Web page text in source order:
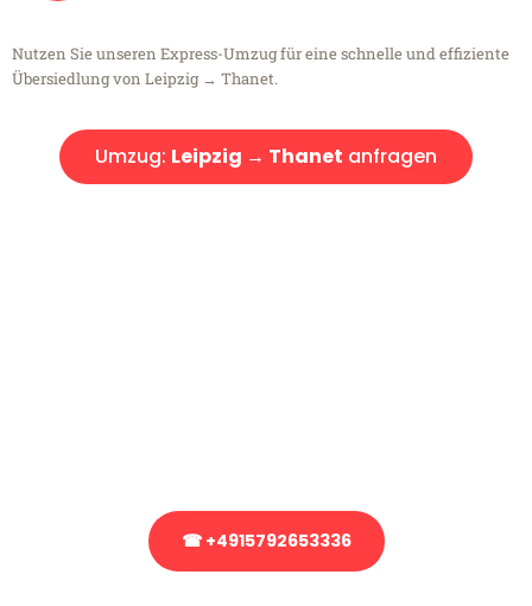
Nutzen Sie unseren Express-Umzug für eine schnelle und effiziente
Übersiedlung von Leipzig → Thanet.
Umzug: Leipzig → Thanet anfragen
☎ +4915792653336